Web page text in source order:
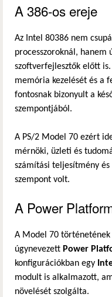
A 386-os ereje
Az Intel 80386 nem
processzoroknál, hanem
szoftverfejlesztők előtt
memória kezelését és a
fontosnak bizonyult a
szempontjából.
A PS/2 Model 70 ezért
mérnöki, üzleti és
számítási teljesítmény
szempont volt.
A Power
A Model 70
úgynevezett Power
konfigurációkban egy
modult is alkalmazott,
növelését szolgálta.